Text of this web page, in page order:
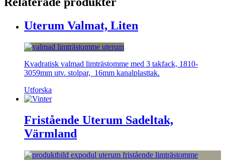
Uterum Valmat, Liten
Kvadratisk valmad limträstomme med 3 takfack, 1810-
3059mm utv. stolpar, 16mm kanalplasttak.
Utforska
Fristående Uterum Sadeltak,
Värmland